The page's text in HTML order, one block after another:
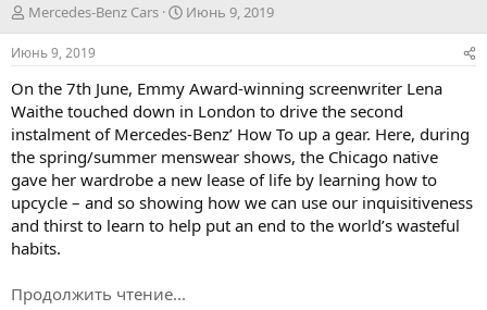
А
в
т
о
р
т
е
ы
Mercedes-Benz Cars
Д
а
а
н
а
ч
л
а
Июнь 9, 2019
Июнь 9, 2019
On the 7th June, Emmy Award-winning screenwriter Lena
Waithe touched down in London to drive the second
instalment of Mercedes-Benz’ How To up a gear. Here, during
the spring/summer menswear shows, the Chicago native
gave her wardrobe a new lease of life by learning how to
upcycle – and so showing how we can use our inquisitiveness
and thirst to learn to help put an end to the world’s wasteful
habits.
Продолжить чтение...